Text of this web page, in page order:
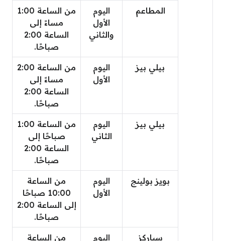
المطاعم
اليوم
الأول
والثاني
من الساعة 1:00
مساءً إلى
الساعة 2:00
صباحًا.
بيلي بيز
اليوم
الأول
من الساعة 2:00
مساءً إلى
الساعة 2:00
صباحًا.
بيلي بيز
اليوم
الثاني
من الساعة 1:00
صباحًا إلى
الساعة 2:00
صباحًا.
بويز بولينج
اليوم
الأول
من الساعة
10:00 صباحًا
إلى الساعة 2:00
صباحًا.
سباركز
اليوم
من الساعة